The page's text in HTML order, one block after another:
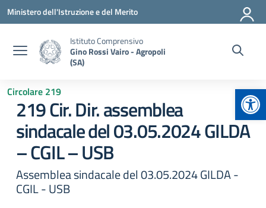
Vai ai contenuti
Vai al menu di navigazione
Vai al footer
Ministero dell'Istruzione e del Merito
Istituto Comprensivo
Gino Rossi Vairo - Agropoli
(SA)
Circolare 219
219 Cir. Dir. assemblea
sindacale del 03.05.2024 GILDA
– CGIL – USB
Assemblea sindacale del 03.05.2024 GILDA -
CGIL - USB